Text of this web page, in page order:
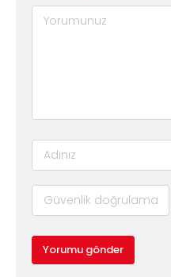
Yorumu gönder